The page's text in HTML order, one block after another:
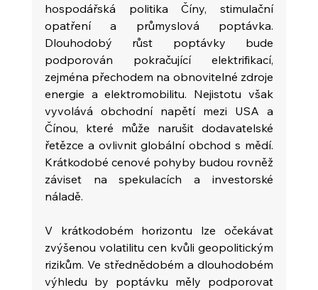
hospodářská politika Číny, stimulační
opatření a průmyslová poptávka.
Dlouhodobý růst poptávky bude
podporován pokračující elektrifikací,
zejména přechodem na obnovitelné zdroje
energie a elektromobilitu. Nejistotu však
vyvolává obchodní napětí mezi USA a
Čínou, které může narušit dodavatelské
řetězce a ovlivnit globální obchod s mědí.
Krátkodobé cenové pohyby budou rovněž
záviset na spekulacích a investorské
náladě.
V krátkodobém horizontu lze očekávat
zvýšenou volatilitu cen kvůli geopolitickým
rizikům. Ve střednědobém a dlouhodobém
výhledu by poptávku měly podporovat